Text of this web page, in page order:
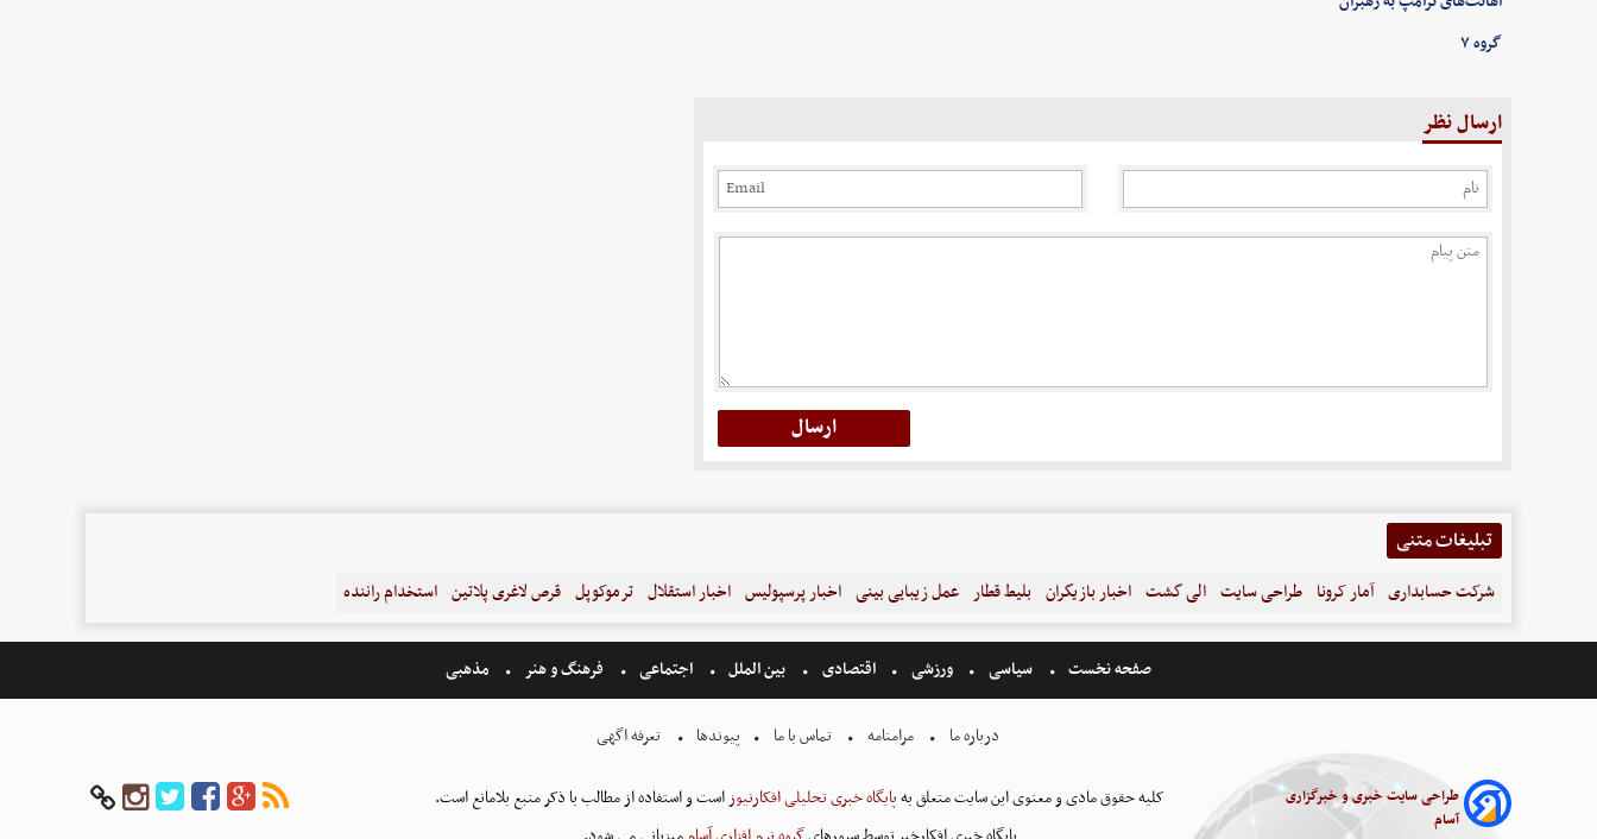
گروه ۷
ارسال نظر
تبلیغات متنی
شرکت حسابداری آمار کرونا طراحی سایت الی گشت اخبار بازیگران بلیط قطار عمل زیبایی بینی اخبار پرسپولیس اخبار استقلال ترموکوپل قرص لاغری پلاتین استخدام راننده
صفحه نخست سیاسی ورزشی اقتصادی بین الملل اجتماعی فرهنگ و هنر مذهبی
درباره ما مرامنامه تماس با ما پیوندها تعرفه اگهی
طراحی سایت خبری و خبرگزاری
آسام
کلیه حقوق مادی و معنوی این سایت متعلق بهپایگاه خبری تحلیلی افکارنیوزاست و استفاده از مطالب با ذکر منبع بلامانع است.